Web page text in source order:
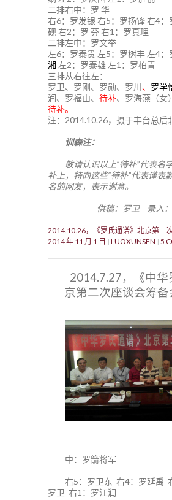
二排右中：罗 华
右6：罗发银 右5：罗扬锋 右4：
砚 右2：罗 芬 右1：罗真理
二排左中：罗文举
左6：罗泰贵 左5：罗树丰 左4：
湘 左2：罗泰雄 左1：罗柏青
三排从右往左：
罗卫、罗刚、罗勋、罗川、 罗学
润、罗福山、 待补、罗海燕（女
待补。
注：2014.10.26，摄于丰台总后
训森注：
敬请认识以上“待补”代表名
补上，特向这些“待补”代表谨表
名的网友，表示谢意。
供稿：罗卫 录入
2014.10.26，《罗氏通谱》北京第二
2014 年 11 月 1 日
LUOXUNSEN 5
2014.7.27，《中华
京第二次座谈会筹
中：罗箭将军
右5：罗卫东 右4：罗延禹
罗卫 右1：罗江润